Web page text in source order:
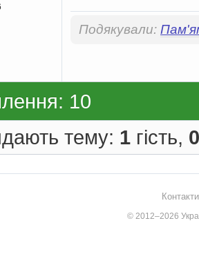
Подякували:
10
тему: 1 гість, 0
© 2012–2026